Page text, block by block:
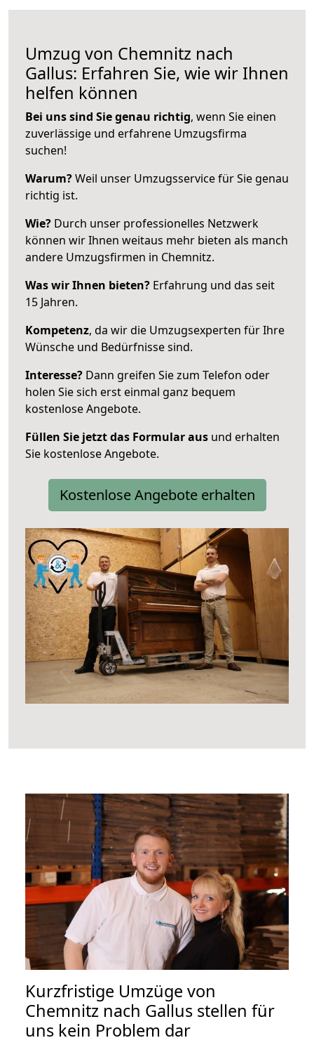
Umzug von Chemnitz nach
Gallus: Erfahren Sie, wie wir Ihnen
helfen können
Bei uns sind Sie genau richtig, wenn Sie einen
zuverlässige und erfahrene Umzugsfirma
suchen!
Warum?Weil unser Umzugsservice für Sie genau
richtig ist.
Wie? Durch unser professionelles Netzwerk
können wir Ihnen weitaus mehr bieten als manch
andere Umzugsfirmen in Chemnitz.
Was wir Ihnen bieten? Erfahrung und das seit
15 Jahren.
Kompetenz, da wir die Umzugsexperten für Ihre
Wünsche und Bedürfnisse sind.
Interesse? Dann greifen Sie zum Telefon oder
holen Sie sich erst einmal ganz bequem
kostenlose Angebote.
Füllen Sie jetzt das Formular aus und erhalten
Sie kostenlose Angebote.
Kostenlose Angebote erhalten
Kurzfristige Umzüge von
Chemnitz nach Gallus stellen für
uns kein Problem dar